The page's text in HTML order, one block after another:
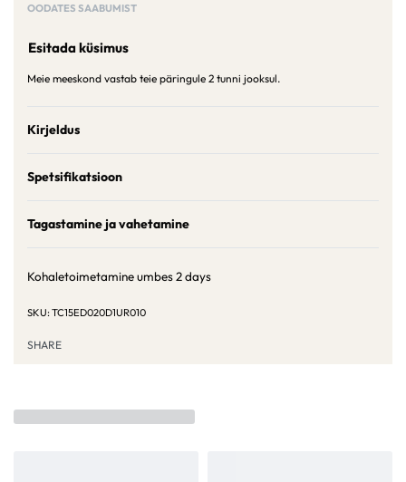
OODATES SAABUMIST
Esitada küsimus
Meie meeskond vastab teie päringule 2 tunni jooksul.
Kirjeldus
Spetsifikatsioon
Tagastamine ja vahetamine
Kohaletoimetamine umbes2 days
TC15ED020D1UR010
SHARE